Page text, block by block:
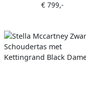
Blue Dames
€ 799,-